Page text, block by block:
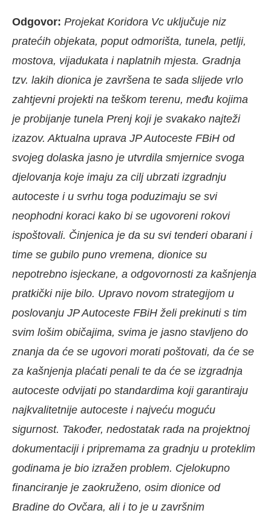
Odgovor: Projekat Koridora Vc uključuje niz
pratećih objekata, poput odmorišta, tunela, petlji,
mostova, vijadukata i naplatnih mjesta. Gradnja
tzv. lakih dionica je završena te sada slijede vrlo
zahtjevni projekti na teškom terenu, među kojima
je probijanje tunela Prenj koji je svakako najteži
izazov. Aktualna uprava JP Autoceste FBiH od
svojeg dolaska jasno je utvrdila smjernice svoga
djelovanja koje imaju za cilj ubrzati izgradnju
autoceste i u svrhu toga poduzimaju se svi
neophodni koraci kako bi se ugovoreni rokovi
ispoštovali. Činjenica je da su svi tenderi obarani i
time se gubilo puno vremena, dionice su
nepotrebno isjeckane, a odgovornosti za kašnjenja
pratkički nije bilo. Upravo novom strategijom u
poslovanju JP Autoceste FBiH želi prekinuti s tim
svim lošim običajima, svima je jasno stavljeno do
znanja da će se ugovori morati poštovati, da će se
za kašnjenja plaćati penali te da će se izgradnja
autoceste odvijati po standardima koji garantiraju
najkvalitetnije autoceste i najveću moguću
sigurnost. Također, nedostatak rada na projektnoj
dokumentaciji i pripremama za gradnju u proteklim
godinama je bio izražen problem. Cjelokupno
financiranje je zaokruženo, osim dionice od
Bradine do Ovčara, ali i to je u završnim